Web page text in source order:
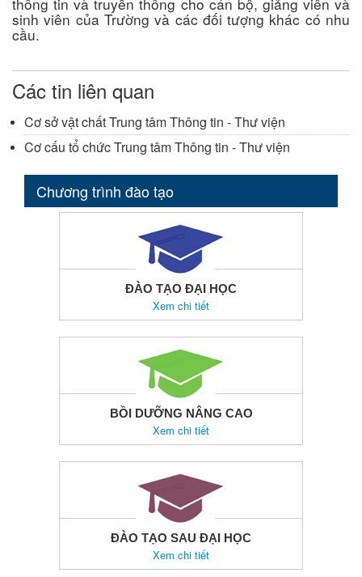
sinh viên của Trường và các đối tượng khác có nhu
cầu.
Các tin liên quan
Cơ sở vật chất Trung tâm Thông tin - Thư viện
Cơ cấu tổ chức Trung tâm Thông tin - Thư viện
Chương trình đào tạo
ĐÀO TẠO ĐẠI HỌC
Xem chi tiết
BỒI DƯỠNG NÂNG CAO
Xem chi tiết
ĐÀO TẠO SAU ĐẠI HỌC
Xem chi tiết